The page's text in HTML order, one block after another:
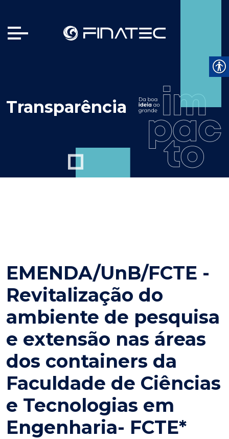
Transparência
EMENDA/UnB/FCTE -
Revitalização do
ambiente de pesquisa
e extensão nas áreas
dos containers da
Faculdade de Ciências
e Tecnologias em
Engenharia- FCTE*